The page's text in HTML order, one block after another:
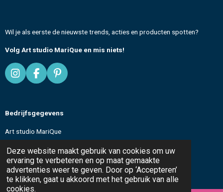
Deze website maakt gebruik van cookies om uw
ervaring te verbeteren en op maat gemaakte
advertenties weer te geven. Door op ‘Accepteren’
te klikken, gaat u akkoord met het gebruik van alle
cookies.
Wil je als eerste de nieuwste trends, acties en producten spotten?
Volg Art studio MariQue en mis niets!
I
n
a
r
m
F
a
b
o
P
i
e
e
t
Bedrijfsgegevens
Art studio MariQue
KvK: 96188596
All text and images© 2024-2026 Art studio MariQue